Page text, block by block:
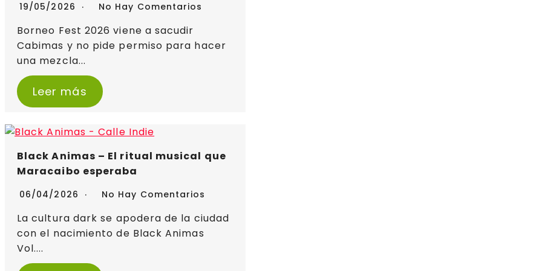
19/05/2026 No Hay Comentarios
Borneo Fest 2026 viene a sacudir
Cabimas y no pide permiso para hacer
una mezcla...
Leer más
Black Animas – El ritual musical que
Maracaibo esperaba
06/04/2026 No Hay Comentarios
La cultura dark se apodera de la ciudad
con el nacimiento de Black Animas
Vol....